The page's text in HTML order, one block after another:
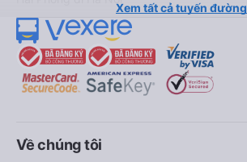
Xem tất cả tuyến đường
Về chúng tôi